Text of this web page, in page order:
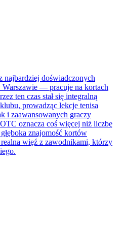
najbardziej doświadczonych
— pracuje na kortach
ten czas stał się integralną
prowadząc lekcje tenisa
i zaawansowanych graczy
oznacza coś więcej niż liczbę
znajomość kortów
więź z zawodnikami, którzy